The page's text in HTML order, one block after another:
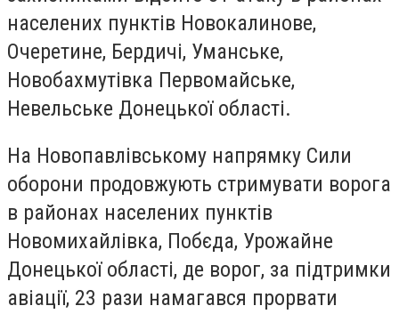
населених пунктів Новокалинове,
Очеретине, Бердичі, Уманське,
Новобахмутівка Первомайське,
Невельське Донецької області.
На Новопавлівському напрямку Сили
оборони продовжують стримувати ворога
в районах населених пунктів
Новомихайлівка, Побєда, Урожайне
Донецької області, де ворог, за підтримки
авіації, 23 рази намагався прорвати